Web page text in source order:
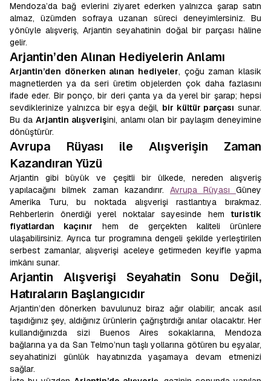
Mendoza’da bağ evlerini ziyaret ederken yalnızca şarap satın
almaz, üzümden sofraya uzanan süreci deneyimlersiniz. Bu
yönüyle alışveriş, Arjantin seyahatinin doğal bir parçası hâline
gelir.
Arjantin’den Alınan Hediyelerin Anlamı
Arjantin’den dönerken alınan hediyeler, çoğu zaman klasik
magnetlerden ya da seri üretim objelerden çok daha fazlasını
ifade eder. Bir ponço, bir deri çanta ya da yerel bir şarap; hepsi
sevdiklerinize yalnızca bir eşya değil, bir kültür parçası sunar.
Bu da Arjantin alışverişini, anlamı olan bir paylaşım deneyimine
dönüştürür.
Avrupa Rüyası ile Alışverişin Zaman
Kazandıran Yüzü
Arjantin gibi büyük ve çeşitli bir ülkede, nereden alışveriş
yapılacağını bilmek zaman kazandırır. Avrupa Rüyası Güney
Amerika Turu, bu noktada alışverişi rastlantıya bırakmaz.
Rehberlerin önerdiği yerel noktalar sayesinde hem turistik
fiyatlardan kaçınır hem de gerçekten kaliteli ürünlere
ulaşabilirsiniz. Ayrıca tur programına dengeli şekilde yerleştirilen
serbest zamanlar, alışverişi aceleye getirmeden keyifle yapma
imkânı sunar.
Arjantin Alışverişi Seyahatin Sonu Değil,
Hatıraların Başlangıcıdır
Arjantin’den dönerken bavulunuz biraz ağır olabilir; ancak asıl
taşıdığınız şey, aldığınız ürünlerin çağrıştırdığı anılar olacaktır. Her
kullandığınızda sizi Buenos Aires sokaklarına, Mendoza
bağlarına ya da San Telmo’nun taşlı yollarına götüren bu eşyalar,
seyahatinizi günlük hayatınızda yaşamaya devam etmenizi
sağlar.